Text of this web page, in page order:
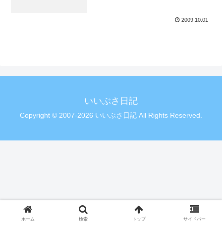
2009.10.01
いいぶさ日記
Copyright © 2007-2026 いいぶさ日記 All Rights Reserved.
ホーム 検索 トップ サイドバー